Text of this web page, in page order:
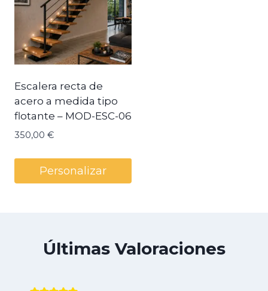
Escalera recta de
acero a medida tipo
flotante – MOD-ESC-06
350,00 €
Personalizar
Últimas Valoraciones